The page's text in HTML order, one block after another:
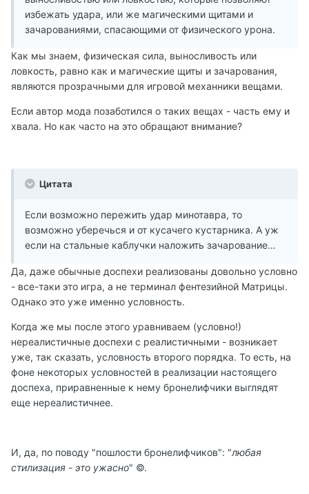
избежать удара, или же магическими щитами и
зачарованиями, спасающими от физического урона.
Как мы знаем, физическая сила, выносливость или
ловкость, равно как и магические щиты и зачарования,
являются прозрачными для игровой механники вещами.
Если автор мода позаботился о таких вещах - часть ему и
хвала. Но как часто на это обращают внимание?
Цитата
Если возможно пережить удар минотавра, то
возможно уберечься и от кусачего кустарника. А уж
если на стальные каблучки наложить зачарование…
Да, даже обычные доспехи реализованы довольно условно
- все-таки это игра, а не терминал фентезийной Матрицы.
Однако это уже именно условность.
Когда же мы после этого уравниваем (условно!)
нереалистичные доспехи с реалистичными - возникает
уже, так сказать, условность второго порядка. То есть, на
фоне некоторых условностей в реализации настоящего
доспеха, приравненные к нему бронелифчики выглядят
еще нереалистичнее.
И, да, по поводу "пошлости бронелифчиков": "любая
стилизация - это ужасно" ©.